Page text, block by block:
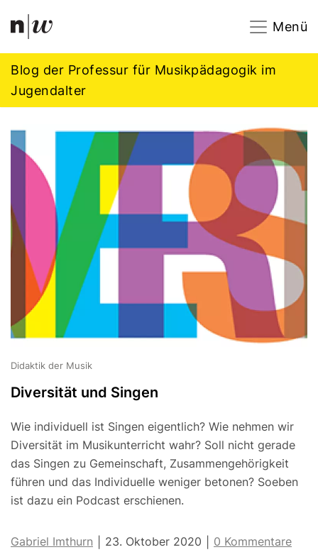
Navigation
Menü
Blog der Professur für Musikpädagogik im
Jugendalter
Didaktik der Musik
Diversität und Singen
Wie individuell ist Singen eigentlich? Wie nehmen wir
Diversität im Musikunterricht wahr? Soll nicht gerade
das Singen zu Gemeinschaft, Zusammengehörigkeit
führen und das Individuelle weniger betonen? Soeben
ist dazu ein Podcast erschienen.
Gabriel Imthurn 23. Oktober 2020 0 Kommentare
Footer